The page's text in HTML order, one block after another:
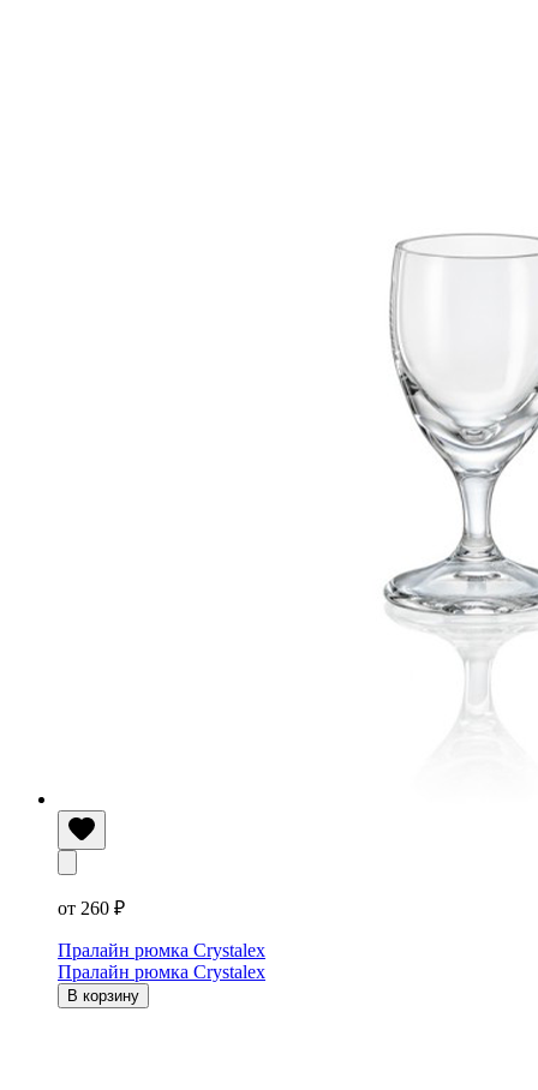
от 260 ₽
Пралайн рюмка Crystalex
Пралайн рюмка Crystalex
В корзину